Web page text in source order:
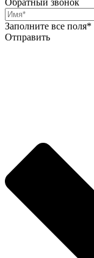
Обратный звонок
Заполните все поля*
Отправить